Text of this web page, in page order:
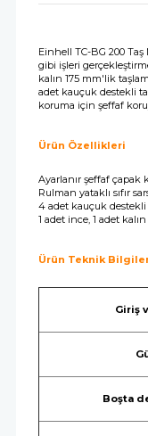
Einhell TC-BG 200
gibi işleri
kalın 175 mm'lik
adet kauçuk destekli
koruma için şeffaf
Ürün Özellikleri
Ayarlanır şeffaf çapak
Rulman yataklı sıfır
4 adet kauçuk destekli
1 adet ince, 1 adet
Ürün Teknik
Giriş
Boşta